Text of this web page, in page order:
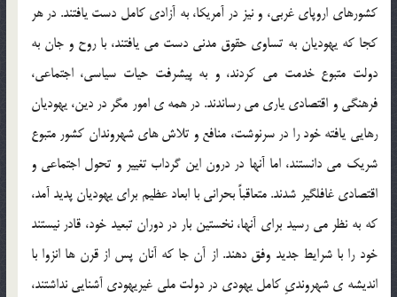
كشورهاي اروپاي غربي، و نيز در آمريكا، به آزادي كامل دست يافتند. در هر
كجا كه يهوديان به تساوي حقوق مدني دست مي يافتند، با روح و جان به
دولت متبوع خدمت مي كردند، و به پيشرفت حيات سياسي، اجتماعي،
فرهنگي و اقتصادي ياري مي رساندند. در همه ي امور مگر در دين، يهوديان
رهايي يافته خود را در سرنوشت، منافع و تلاش هاي شهروندان كشور متبوع
شريك مي دانستند، اما آنها در درون اين گرداب تغيير و تحول اجتماعي و
اقتصادي غافلگير شدند. متعاقباً بحراني با ابعاد عظيم براي يهوديان پديد آمد،
كه به نظر مي رسيد براي آنها، نخستين بار در دوران تبعيد خود، قادر نيستند
خود را با شرايط جديد وفق دهند. از آن جا كه آنان پس از قرن ها انزوا با
انديشه ي شهرونديِ كامل يهودي در دولت ملي غيريهودي آشنايي نداشتند،